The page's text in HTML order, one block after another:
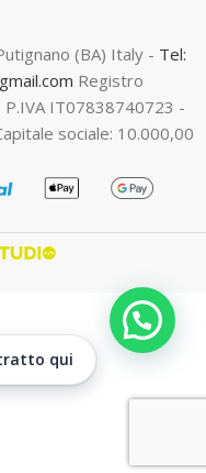
(BA) Italy - Tel:
Registro
P.IVA IT07838740723 -
sociale: 10.000,00
qui